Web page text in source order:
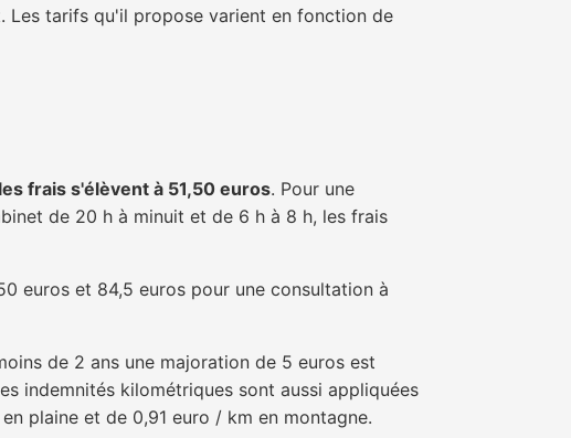
Les tarifs qu'il propose varient en fonction de
frais s'élèvent à 51,50 euros. Pour une
de 20 h à minuit et de 6 h à 8 h, les frais
euros et 84,5 euros pour une consultation à
de 2 ans une majoration de 5 euros est
indemnités kilométriques sont aussi appliquées
plaine et de 0,91 euro / km en montagne.